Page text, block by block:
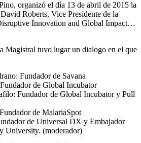
organizó el día 13 de abril de 2015 la
Roberts, Vice Presidente de la
Innovation and Global Impact…
Magistral tuvo lugar un dialogo en el que
Fundador de Savana
de Global Incubator
Fundador de Global Incubator y Pull
de MalariaSpot
de Universal DX y Embajador
University. (moderador)